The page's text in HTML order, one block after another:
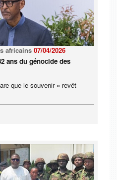
africains 07/04/2026
ans du génocide des
que le souvenir « revêt